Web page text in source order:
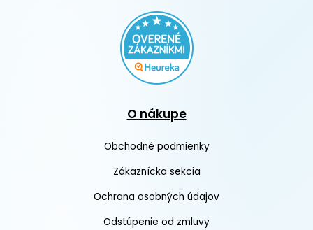
O nákupe
Obchodné podmienky
Zákaznícka sekcia
Ochrana osobných údajov
Odstúpenie od zmluvy